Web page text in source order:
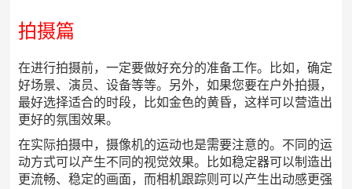
拍摄篇
在进行拍摄前，一定要做好充分的准备工作。比如，确定
好场景、演员、设备等等。另外，如果您要在户外拍摄，
最好选择适合的时段，比如金色的黄昏，这样可以营造出
更好的氛围效果。
在实际拍摄中，摄像机的运动也是需要注意的。不同的运
动方式可以产生不同的视觉效果。比如稳定器可以制造出
更流畅、稳定的画面，而相机跟踪则可以产生出动感更强